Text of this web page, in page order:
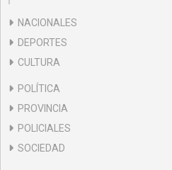
NACIONALES
DEPORTES
CULTURA
POLÍTICA
PROVINCIA
POLICIALES
SOCIEDAD